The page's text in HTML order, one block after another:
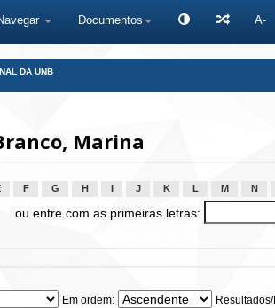
Documentos A-
DA UNB
Marina
F G H J K L M N
ou entre com as primeiras letras:
Em ordem: